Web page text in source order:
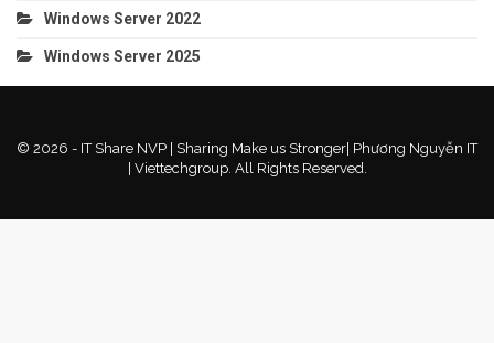
Windows Server 2022
Windows Server 2025
© 2026 - IT Share NVP | Sharing Make us Stronger| Phương Nguyễn IT
| Viettechgroup. All Rights Reserved.